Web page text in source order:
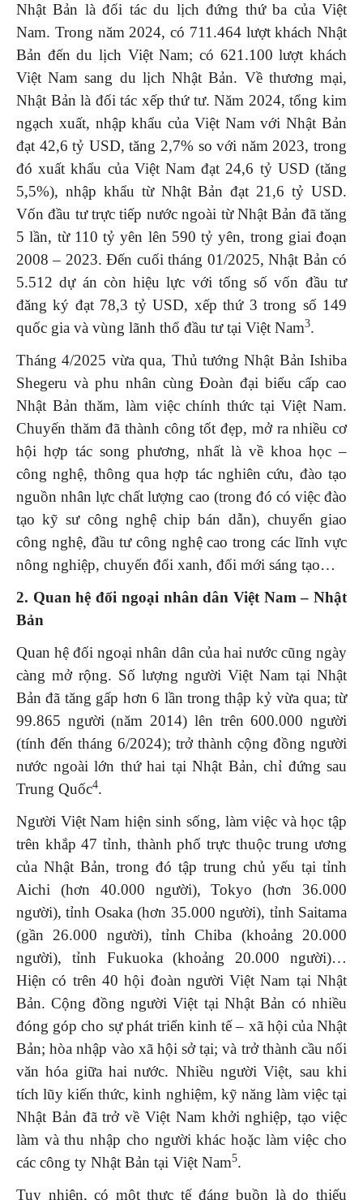
Nhật Bản là đối tác du lịch đứng thứ ba của Việt
Nam. Trong năm 2024, có 711.464 lượt khách Nhật
Bản đến du lịch Việt Nam; có 621.100 lượt khách
Việt Nam sang du lịch Nhật Bản. Về thương mại,
Nhật Bản là đối tác xếp thứ tư. Năm 2024, tổng kim
ngạch xuất, nhập khẩu của Việt Nam với Nhật Bản
đạt 42,6 tỷ USD, tăng 2,7% so với năm 2023, trong
đó xuất khẩu của Việt Nam đạt 24,6 tỷ USD (tăng
5,5%), nhập khẩu từ Nhật Bản đạt 21,6 tỷ USD.
Vốn đầu tư trực tiếp nước ngoài từ Nhật Bản đã tăng
5 lần, từ 110 tỷ yên lên 590 tỷ yên, trong giai đoạn
2008 – 2023. Đến cuối tháng 01/2025, Nhật Bản có
5.512 dự án còn hiệu lực với tổng số vốn đầu tư
đăng ký đạt 78,3 tỷ USD, xếp thứ 3 trong số 149
quốc gia và vùng lãnh thổ đầu tư tại Việt Nam3.
Tháng 4/2025 vừa qua, Thủ tướng Nhật Bản Ishiba
Shegeru và phu nhân cùng Đoàn đại biểu cấp cao
Nhật Bản thăm, làm việc chính thức tại Việt Nam.
Chuyến thăm đã thành công tốt đẹp, mở ra nhiều cơ
hội hợp tác song phương, nhất là về khoa học –
công nghệ, thông qua hợp tác nghiên cứu, đào tạo
nguồn nhân lực chất lượng cao (trong đó có việc đào
tạo kỹ sư công nghệ chip bán dẫn), chuyển giao
công nghệ, đầu tư công nghệ cao trong các lĩnh vực
nông nghiệp, chuyển đổi xanh, đổi mới sáng tạo…
2. Quan hệ đối ngoại nhân dân Việt Nam – Nhật
Bản
Quan hệ đối ngoại nhân dân của hai nước cũng ngày
càng mở rộng. Số lượng người Việt Nam tại Nhật
Bản đã tăng gấp hơn 6 lần trong thập kỷ vừa qua; từ
99.865 người (năm 2014) lên trên 600.000 người
(tính đến tháng 6/2024); trở thành cộng đồng người
nước ngoài lớn thứ hai tại Nhật Bản, chỉ đứng sau
Trung Quốc4.
Người Việt Nam hiện sinh sống, làm việc và học tập
trên khắp 47 tỉnh, thành phố trực thuộc trung ương
của Nhật Bản, trong đó tập trung chủ yếu tại tỉnh
Aichi (hơn 40.000 người), Tokyo (hơn 36.000
người), tỉnh Osaka (hơn 35.000 người), tỉnh Saitama
(gần 26.000 người), tỉnh Chiba (khoảng 20.000
người), tỉnh Fukuoka (khoảng 20.000 người)…
Hiện có trên 40 hội đoàn người Việt Nam tại Nhật
Bản. Cộng đồng người Việt tại Nhật Bản có nhiều
đóng góp cho sự phát triển kinh tế – xã hội của Nhật
Bản; hòa nhập vào xã hội sở tại; và trở thành cầu nối
văn hóa giữa hai nước. Nhiều người Việt, sau khi
tích lũy kiến thức, kinh nghiệm, kỹ năng làm việc tại
Nhật Bản đã trở về Việt Nam khởi nghiệp, tạo việc
làm và thu nhập cho người khác hoặc làm việc cho
các công ty Nhật Bản tại Việt Nam5.
Tuy nhiên, có một thực tế đáng buồn là do thiếu